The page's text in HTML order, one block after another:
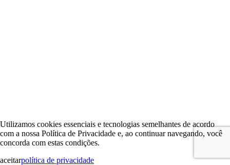
Utilizamos cookies essenciais e tecnologias semelhantes de acordo
com a nossa Política de Privacidade e, ao continuar navegando, você
concorda com estas condições.
aceitarpolítica de privacidade